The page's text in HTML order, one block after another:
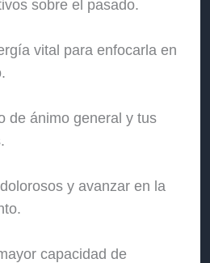
sobre el pasado.
vital para enfocarla en
de ánimo general y tus
y avanzar en la
capacidad de